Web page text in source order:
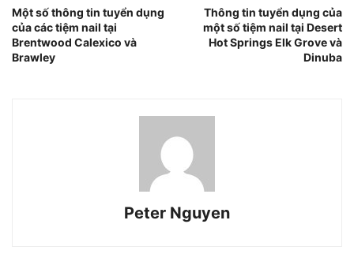
Một số thông tin tuyển dụng
của các tiệm nail tại
Brentwood Calexico và
Brawley
Thông tin tuyển dụng của
một số tiệm nail tại Desert
Hot Springs Elk Grove và
Dinuba
Peter Nguyen